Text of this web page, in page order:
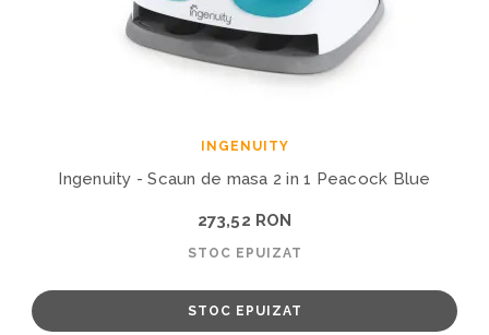
INGENUITY
Ingenuity - Scaun de masa 2 in 1 Peacock Blue
273,52 RON
STOC EPUIZAT
STOC EPUIZAT